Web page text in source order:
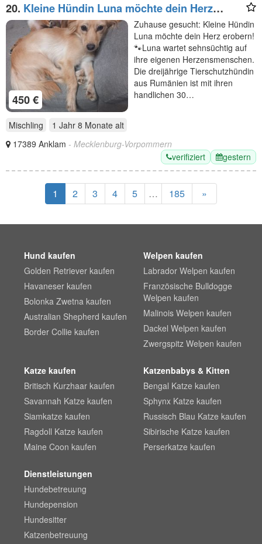
20. Kleine Hündin Luna möchte dein Herz
erobern
450 €
Zuhause gesucht: Kleine Hündin
Luna möchte dein Herz erobern!
🐾 ​Luna wartet sehnsüchtig auf
ihre eigenen Herzensmenschen.
Die dreijährige Tierschutzhündin
aus Rumänien ist mit ihren
handlichen 30…
Mischling 1 Jahr 8 Monate alt
17389 Anklam - Mecklenburg-Vorpommern
verifiziert
gestern
1 2 3 4 5 … 185 »
Hund kaufen
Golden Retriever kaufen
Havaneser kaufen
Bolonka Zwetna kaufen
Australian Shepherd kaufen
Border Collie kaufen
Welpen kaufen
Labrador Welpen kaufen
Französische Bulldogge
Welpen kaufen
Malinois Welpen kaufen
Dackel Welpen kaufen
Zwergspitz Welpen kaufen
Katze kaufen
Britisch Kurzhaar kaufen
Savannah Katze kaufen
Siamkatze kaufen
Ragdoll Katze kaufen
Maine Coon kaufen
Katzenbabys & Kitten
Bengal Katze kaufen
Sphynx Katze kaufen
Russisch Blau Katze kaufen
Sibirische Katze kaufen
Perserkatze kaufen
Dienstleistungen
Hundebetreuung
Hundepension
Hundesitter
Katzenbetreuung